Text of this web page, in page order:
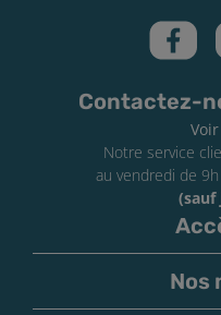
utilisation pour
utiliser une résistance
nouvelles résistances
Contactez-
Notre service
au vendredi de
(sauf
Nos